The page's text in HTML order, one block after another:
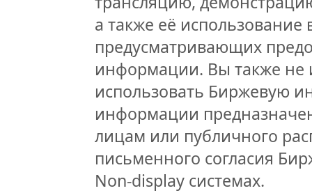
а также её
предусматривающих
информации. Вы также не
использовать Биржевую
информации
лицам или публичного
письменного согласия
Non-display системах.